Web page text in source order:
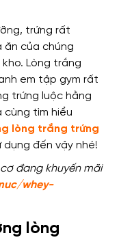
, trứng rất
ăn của chúng
kho. Lòng trắng
em tập gym rất
trứng luộc hằng
cùng tìm hiểu
lòng trắng trứng
dụng đến vậy nhé!
đang khuyến mãi
whey-
lòng